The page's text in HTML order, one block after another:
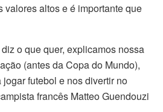
valores altos e é importante que
o que quer, explicamos nossa
(antes da Copa do Mundo),
futebol e nos divertir no
francês Matteo Guendouzi